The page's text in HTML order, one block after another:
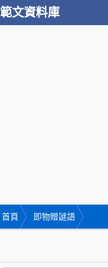
範文資料庫
首頁 即物贈謎語